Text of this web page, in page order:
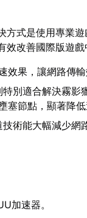
方式是使用專業
改善國際版遊戲
效果，讓網路傳
特別適合解決霧影
節點，顯著降低
術能大幅減少網
加速器。